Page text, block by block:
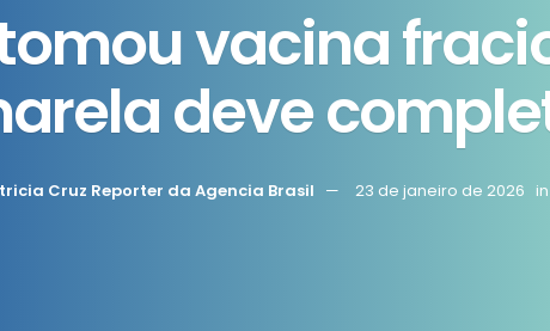
vacina
deve
Cruz Reporter da Agencia Brasil 23 de janeiro de 2026 in